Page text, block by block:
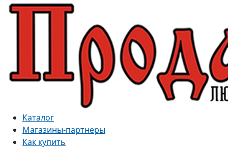
Каталог
Магазины-партнеры
Как купить